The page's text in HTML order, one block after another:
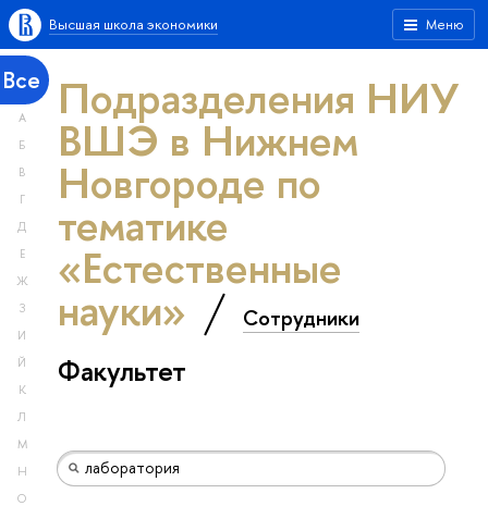
Меню
Высшая школа экономики
Все
А
Б
В
Г
Д
Е
Ж
З
И
Й
К
Л
М
Н
О
Подразделения НИУ
ВШЭ в Нижнем
Новгороде по
тематике
«Естественные
науки» Сотрудники
Факультет